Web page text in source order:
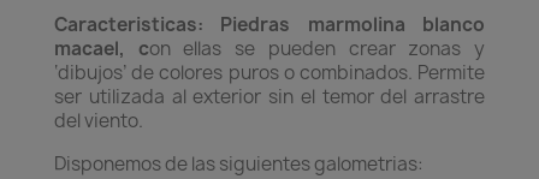
Caracteristicas: Piedras marmolina blanco
macael, con ellas se pueden crear zonas y
‘dibujos’ de colores puros o combinados. Permite
ser utilizada al exterior sin el temor del arrastre
del viento.
Disponemos de las siguientes galometrias: